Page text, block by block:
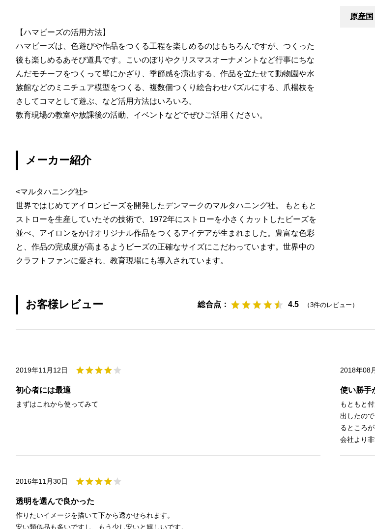
【ハマビーズの活用方法】
ハマビーズは、色遊びや作品をつくる工程を楽しめるのはもちろんですが、つくった
後も楽しめるあそび道具です。こいのぼりやクリスマスオーナメントなど行事にちな
んだモチーフをつくって壁にかざり、季節感を演出する、作品を立たせて動物園や水
族館などのミニチュア模型をつくる、複数個つくり絵合わせパズルにする、爪楊枝を
さしてコマとして遊ぶ、など活用方法はいろいろ。
教育現場の教室や放課後の活動、イベントなどでぜひご活用ください。
メーカー紹介
<マルタハニング社>
世界ではじめてアイロンビーズを開発したデンマークのマルタハニング社。 もともと
ストローを生産していたその技術で、1972年にストローを小さくカットしたビーズを
並べ、アイロンをかけオリジナル作品をつくるアイデアが生まれました。豊富な色彩
と、作品の完成度が高まるようビーズの正確なサイズにこだわっています。世界中の
クラフトファンに愛され、教育現場にも導入されています。
原産国
お客様レビュー 総合点： （3件のレビュー）
2019年11月12日
初心者には最適
まずはこれから使ってみて
2018年08
使い勝手
もともと
出したの
るところ
会社より非
2016年11月30日
透明を選んで良かった
作りたいイメージを描いて下から透かせられます。
安い類似品も多いですし、もう少し安いと嬉しいです。